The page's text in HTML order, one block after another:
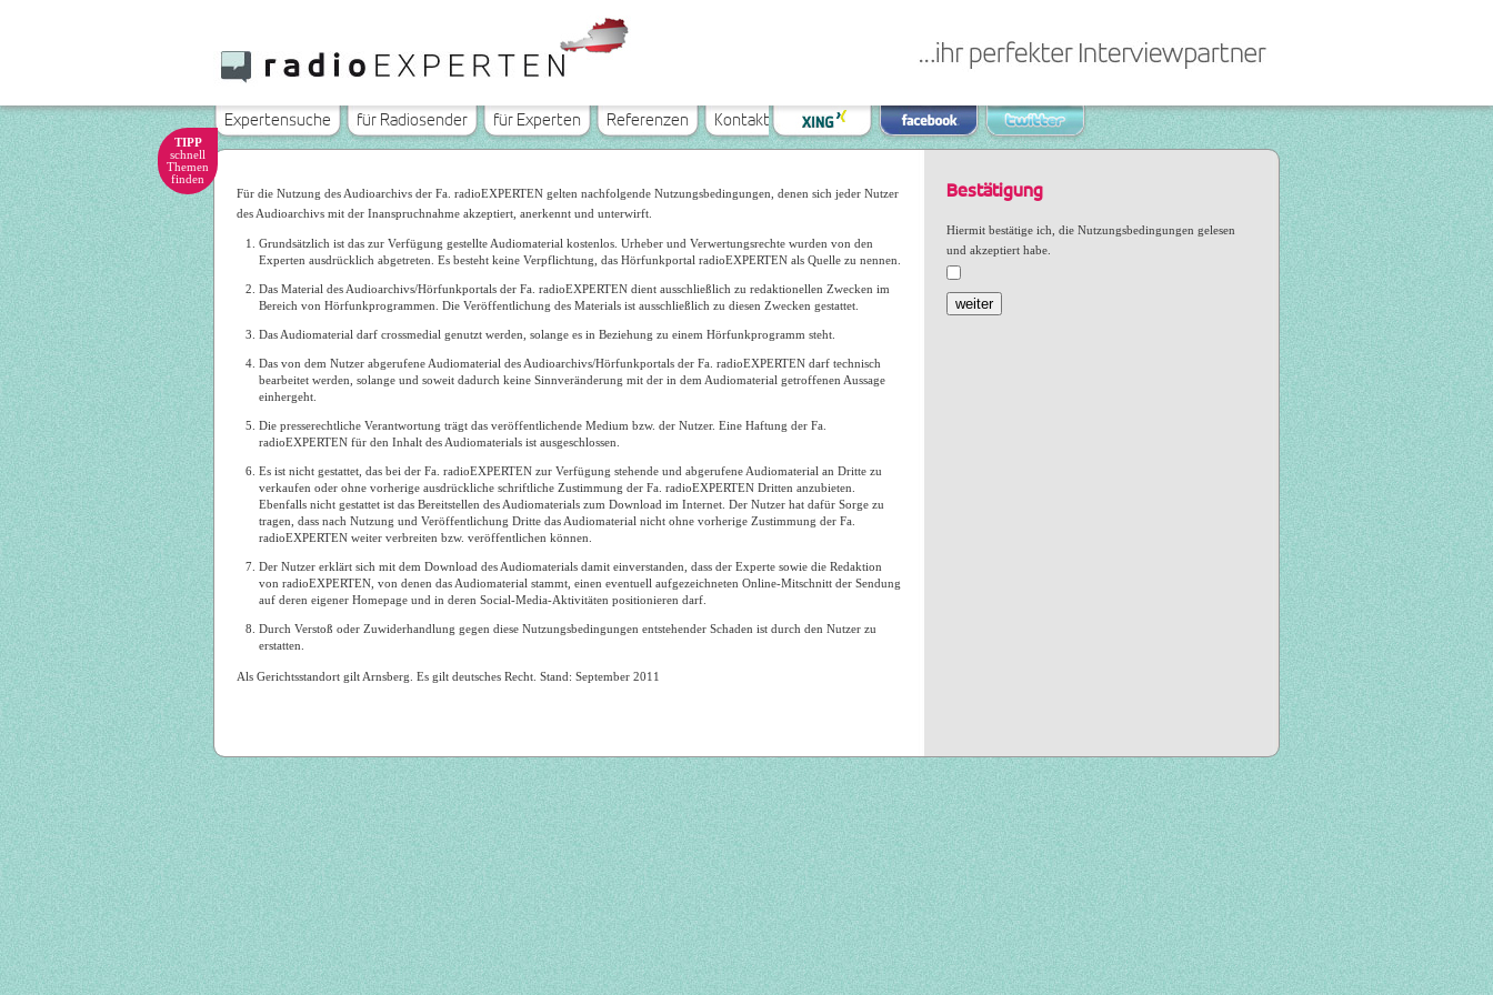
TIPP
schnell
Themen
finden
Expertensuche für Radiosender für Experten Referenzen Kontakt
Für die Nutzung des Audioarchivs der Fa. radioEXPERTEN gelten nachfolgende Nutzungsbedingungen, denen sich jeder Nutzer
des Audioarchivs mit der Inanspruchnahme akzeptiert, anerkennt und unterwirft.
Grundsätzlich ist das zur Verfügung gestellte Audiomaterial kostenlos. Urheber und Verwertungsrechte wurden von den
Experten ausdrücklich abgetreten. Es besteht keine Verpflichtung, das Hörfunkportal radioEXPERTEN als Quelle zu nennen.
Das Material des Audioarchivs/Hörfunkportals der Fa. radioEXPERTEN dient ausschließlich zu redaktionellen Zwecken im
Bereich von Hörfunkprogrammen. Die Veröffentlichung des Materials ist ausschließlich zu diesen Zwecken gestattet.
Das Audiomaterial darf crossmedial genutzt werden, solange es in Beziehung zu einem Hörfunkprogramm steht.
Das von dem Nutzer abgerufene Audiomaterial des Audioarchivs/Hörfunkportals der Fa. radioEXPERTEN darf technisch
bearbeitet werden, solange und soweit dadurch keine Sinnveränderung mit der in dem Audiomaterial getroffenen Aussage
einhergeht.
Die presserechtliche Verantwortung trägt das veröffentlichende Medium bzw. der Nutzer. Eine Haftung der Fa.
radioEXPERTEN für den Inhalt des Audiomaterials ist ausgeschlossen.
Es ist nicht gestattet, das bei der Fa. radioEXPERTEN zur Verfügung stehende und abgerufene Audiomaterial an Dritte zu
verkaufen oder ohne vorherige ausdrückliche schriftliche Zustimmung der Fa. radioEXPERTEN Dritten anzubieten.
Ebenfalls nicht gestattet ist das Bereitstellen des Audiomaterials zum Download im Internet. Der Nutzer hat dafür Sorge zu
tragen, dass nach Nutzung und Veröffentlichung Dritte das Audiomaterial nicht ohne vorherige Zustimmung der Fa.
radioEXPERTEN weiter verbreiten bzw. veröffentlichen können.
Der Nutzer erklärt sich mit dem Download des Audiomaterials damit einverstanden, dass der Experte sowie die Redaktion
von radioEXPERTEN, von denen das Audiomaterial stammt, einen eventuell aufgezeichneten Online-Mitschnitt der Sendung
auf deren eigener Homepage und in deren Social-Media-Aktivitäten positionieren darf.
Durch Verstoß oder Zuwiderhandlung gegen diese Nutzungsbedingungen entstehender Schaden ist durch den Nutzer zu
erstatten.
Als Gerichtsstandort gilt Arnsberg. Es gilt deutsches Recht. Stand: September 2011
Bestätigung
Hiermit bestätige ich, die Nutzungsbedingungen gelesen
und akzeptiert habe.
weiter